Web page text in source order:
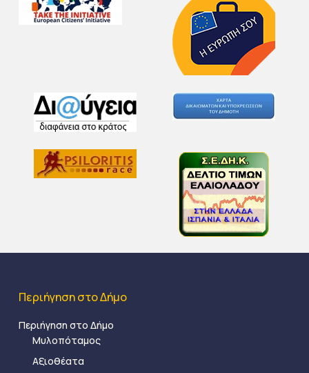
Περιήγηση στο Δήμο
Περιήγηση στο Δήμο
Μυλοπόταμος
Αξιοθέατα